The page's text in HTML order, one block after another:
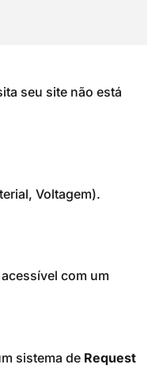
seu site não está
Voltagem).
com um
sistema de Request